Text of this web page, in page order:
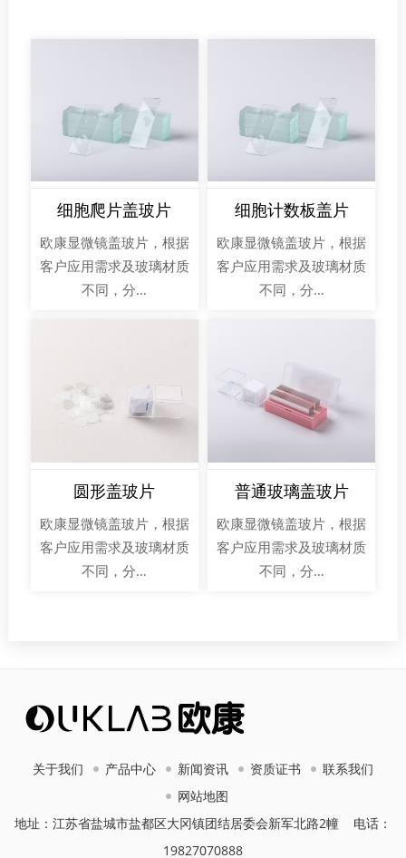
细胞爬片盖玻片
欧康显微镜盖玻片，根据
客户应用需求及玻璃材质
不同，分…
细胞计数板盖片
欧康显微镜盖玻片，根据
客户应用需求及玻璃材质
不同，分…
圆形盖玻片
欧康显微镜盖玻片，根据
客户应用需求及玻璃材质
不同，分…
普通玻璃盖玻片
欧康显微镜盖玻片，根据
客户应用需求及玻璃材质
不同，分…
关于我们 产品中心 新闻资讯 资质证书
联系我们
网站地图
地址：江苏省盐城市盐都区大冈镇团结居委会新军北路2幢 电话：
19827070888